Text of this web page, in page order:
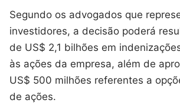
Segundo os advogados que
investidores, a decisão poderá
de US$ 2,1 bilhões em
às ações da empresa, além de
US$ 500 milhões referentes a
de ações.